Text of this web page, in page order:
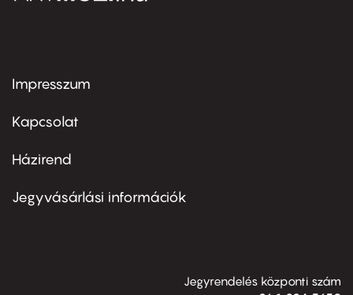
Footer
first
Impresszum
Kapcsolat
Footer
second
Házirend
Jegyvásárlási információk
Jegyrendelés központi szám